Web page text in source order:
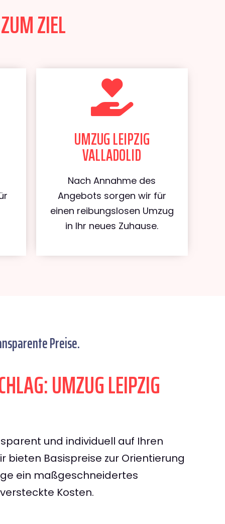
ZIEL
UMZUG LEIPZIG
VALLADOLID
Nach Annahme des
Angebots sorgen wir für
einen reibungslosen Umzug
in Ihr neues Zuhause.
Preise.
UMZUG LEIPZIG
und individuell auf Ihren
bieten Basispreise zur Orientierung
ein maßgeschneidertes
Kosten.